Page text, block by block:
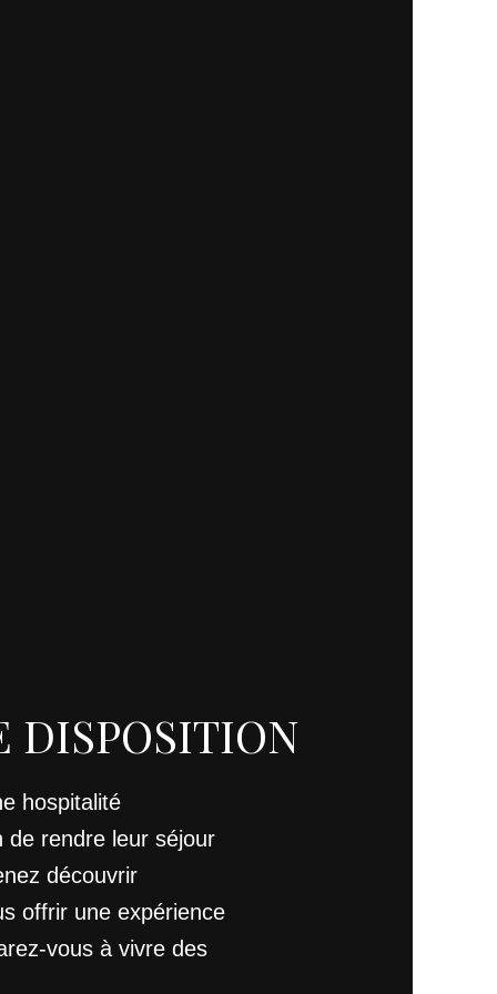
DISPOSITION
hospitalité
de rendre leur séjour
découvrir
offrir une expérience
vous à vivre des